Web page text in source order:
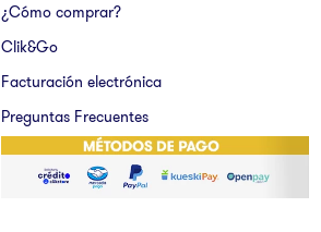
¿Cómo comprar?
Clik&Go
Facturación electrónica
Preguntas Frecuentes